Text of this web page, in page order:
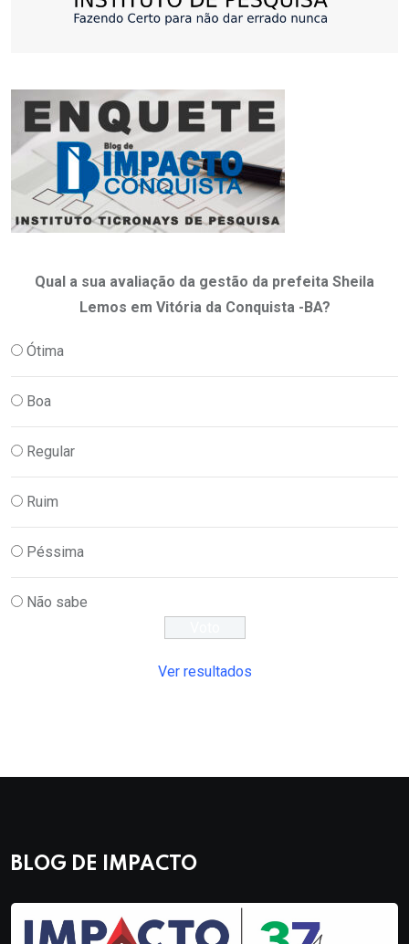
Qual a sua avaliação da gestão da prefeita Sheila
Lemos em Vitória da Conquista -BA?
Ótima
Boa
Regular
Ruim
Péssima
Não sabe
Ver resultados
BLOG DE IMPACTO